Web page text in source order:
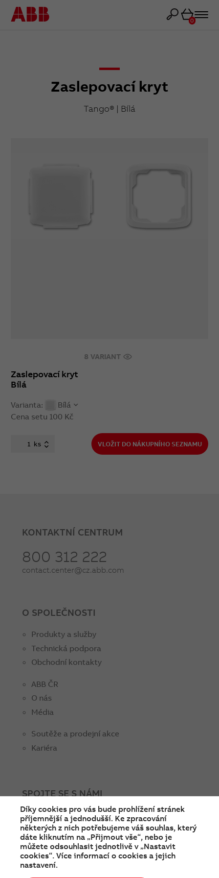
Košík
0
Zaslepovací kryt
Tango® | Bílá
8 VARIANT
Zaslepovací kryt
Bílá
Varianta:
Bílá
Cena setu 100 Kč
ks VLOŽIT DO NÁKUPNÍHO SEZNAMU
KONTAKTNÍ CENTRUM
800 312 222
contact.center@cz.abb.com
O SPOLEČNOSTI
Produkty a služby
Technická podpora
Obchodní kontakty
ABB ČR
O nás
Média
Soutěže a prodejní akce
Kariéra
SPOJTE SE S NÁMI
facebookinstagramLinkedintwitteryoutube
Díky cookies pro vás bude prohlížení stránek
příjemnější a jednodušší. Ke zpracování
některých z nich potřebujeme váš souhlas, který
dáte kliknutím na „Přijmout vše“, nebo je
můžete odsouhlasit jednotlivě v „Nastavit
cookies“. Více informací o cookies a jejich
nastavení.